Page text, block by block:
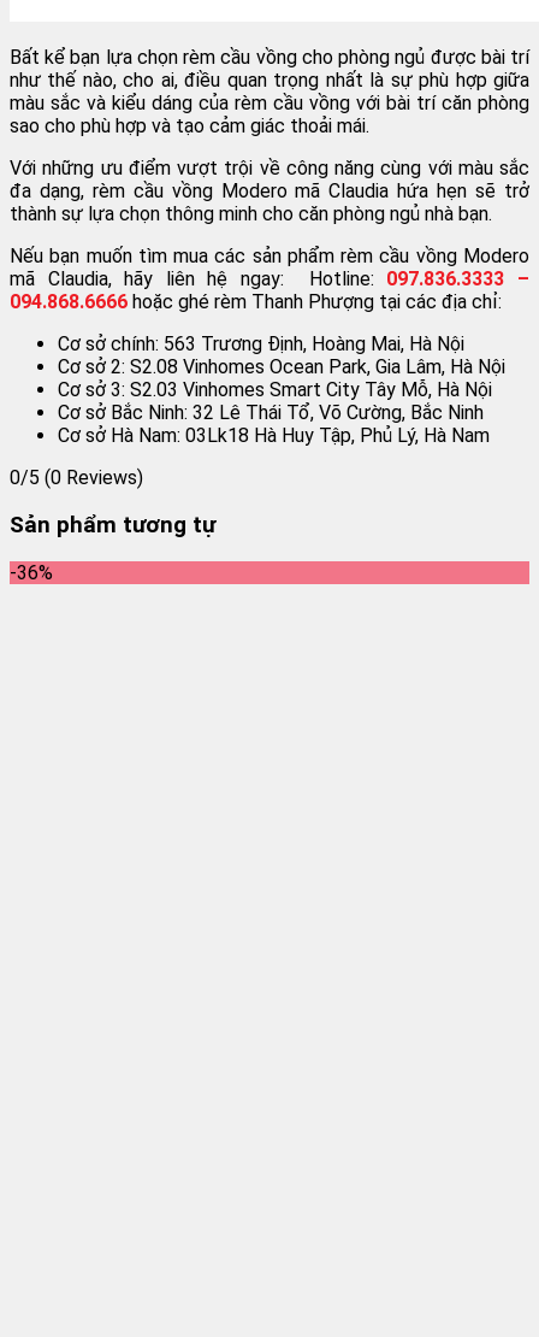
Bất kể bạn lựa chọn rèm cầu vồng cho phòng ngủ được bài trí
như thế nào, cho ai, điều quan trọng nhất là sự phù hợp giữa
màu sắc và kiểu dáng của rèm cầu vồng với bài trí căn phòng
sao cho phù hợp và tạo cảm giác thoải mái.
Với những ưu điểm vượt trội về công năng cùng với màu sắc
đa dạng, rèm cầu vồng Modero mã Claudia hứa hẹn sẽ trở
thành sự lựa chọn thông minh cho căn phòng ngủ nhà bạn.
Nếu bạn muốn tìm mua các sản phẩm rèm cầu vồng Modero
mã Claudia, hãy liên hệ ngay: Hotline: 097.836.3333 –
094.868.6666 hoặc ghé rèm Thanh Phượng tại các địa chỉ:
Cơ sở chính: 563 Trương Định, Hoàng Mai, Hà Nội
Cơ sở 2: S2.08 Vinhomes Ocean Park, Gia Lâm, Hà Nội
Cơ sở 3: S2.03 Vinhomes Smart City Tây Mỗ, Hà Nội
Cơ sở Bắc Ninh: 32 Lê Thái Tổ, Võ Cường, Bắc Ninh
Cơ sở Hà Nam: 03Lk18 Hà Huy Tập, Phủ Lý, Hà Nam
0/5 (0 Reviews)
Sản phẩm tương tự
-36%